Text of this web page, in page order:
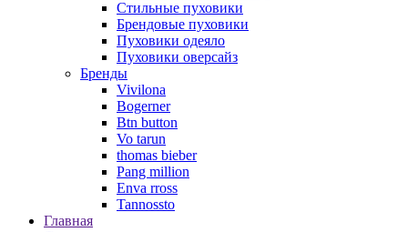
Стильные пуховики
Брендовые пуховики
Пуховики одеяло
Пуховики оверсайз
Бренды
Vivilona
Bogerner
Btn button
Vo tarun
thomas bieber
Pang million
Enva rross
Tannossto
Главная